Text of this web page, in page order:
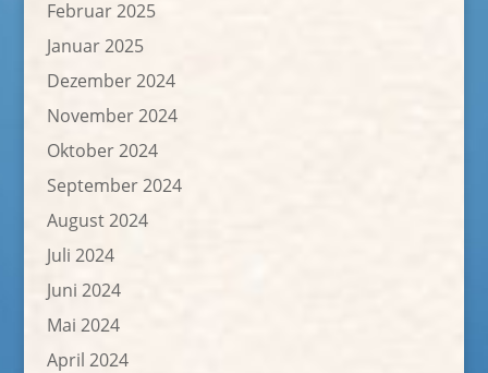
Februar 2025
Januar 2025
Dezember 2024
November 2024
Oktober 2024
September 2024
August 2024
Juli 2024
Juni 2024
Mai 2024
April 2024